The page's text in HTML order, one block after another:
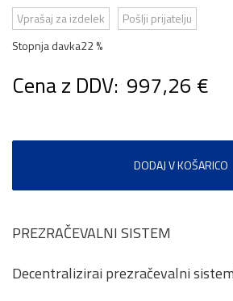
Vprašaj za izdelek
Pošlji prijatelju
Stopnja davka22 %
Cena z DDV: 997,26 €
DODAJ V KOŠARICO
PREZRAČEVALNI SISTEM
Decentralizirai prezračevalni